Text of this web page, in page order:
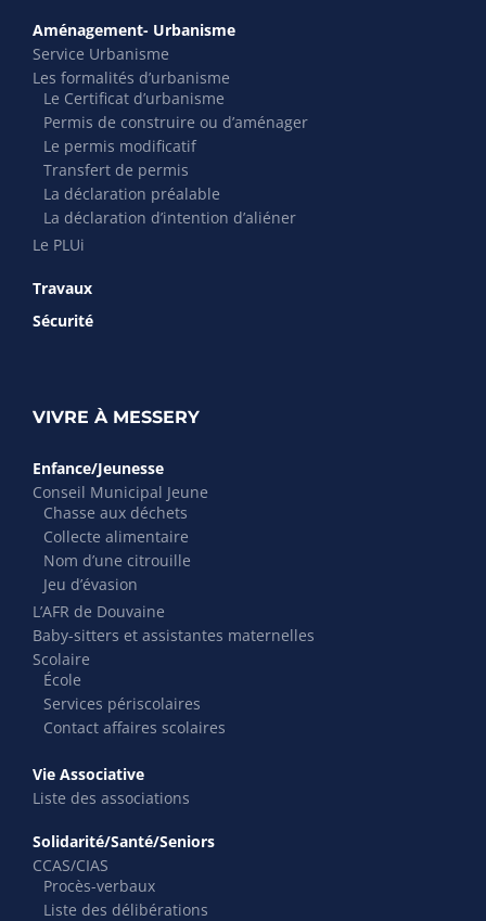
Aménagement- Urbanisme
Service Urbanisme
Les formalités d’urbanisme
Le Certificat d’urbanisme
Permis de construire ou d’aménager
Le permis modificatif
Transfert de permis
La déclaration préalable
La déclaration d’intention d’aliéner
Le PLUi
Travaux
Sécurité
VIVRE À MESSERY
Enfance/Jeunesse
Conseil Municipal Jeune
Chasse aux déchets
Collecte alimentaire
Nom d’une citrouille
Jeu d’évasion
L’AFR de Douvaine
Baby-sitters et assistantes maternelles
Scolaire
École
Services périscolaires
Contact affaires scolaires
Vie Associative
Liste des associations
Solidarité/Santé/Seniors
CCAS/CIAS
Procès-verbaux
Liste des délibérations